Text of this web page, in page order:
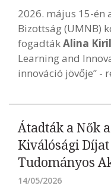
2026. május 15-én
Bizottság (UMNB)
fogadtákAlina
Learning and
innováció jövője” -
Átadták a Nők
Kiválósági
Tudományos
14/05/2026